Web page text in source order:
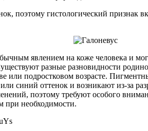
поэтому гистологический
явлением на коже человека и
разные разновидности
или подростковом возрасте.
синий оттенок и возникают из-за
поэтому требуют особого
при необходимости.